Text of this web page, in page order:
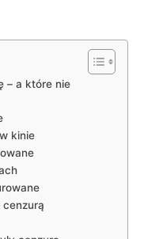
– a które nie
kinie
cenzurą